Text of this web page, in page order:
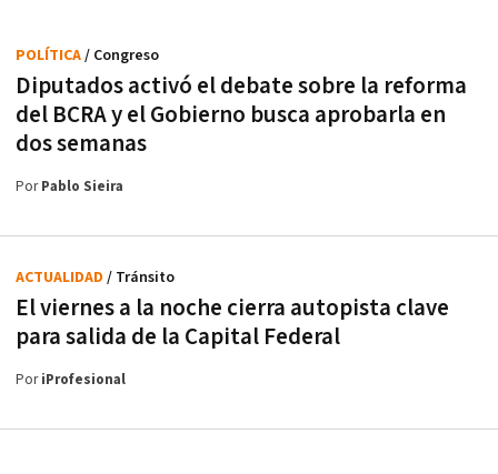
Diputados activó el debate sobre la reforma
del BCRA y el Gobierno busca aprobarla en
dos semanas
POLÍTICA/ Congreso
PorPablo Sieira
El viernes a la noche cierra autopista clave
para salida de la Capital Federal
ACTUALIDAD / Tránsito
PoriProfesional